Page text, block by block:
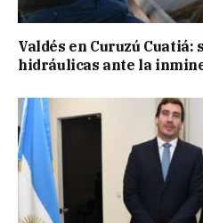
Valdés en Curuzú
hidráulicas ante la